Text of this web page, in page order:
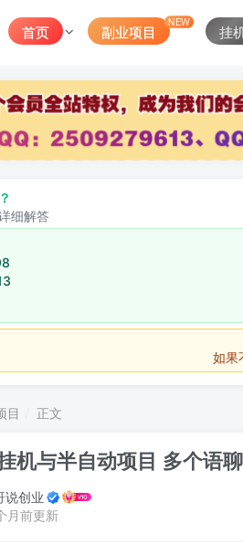
首页 副业项目
NEW
挂
细解答
如果不
目 正文
机与半自动项目 多个语
说创业
月前更新